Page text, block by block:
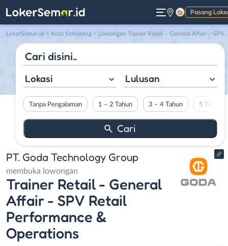
Pasang
Gelap
LokerSemar.id > Kota Semarang > Lowongan Trainer Retail – General Affair – SPV Retail Performance & Operations di PT. Goda Technology Group
Lokasi Lulusan
Tanpa Pengalaman 1 – 2 Tahun 3 – 4 Tahun 5 Tahun
PT. Goda Technology Group
membuka lowongan
Trainer Retail - General
Affair - SPV Retail
Performance &
Operations